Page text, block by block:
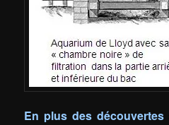
En plus des